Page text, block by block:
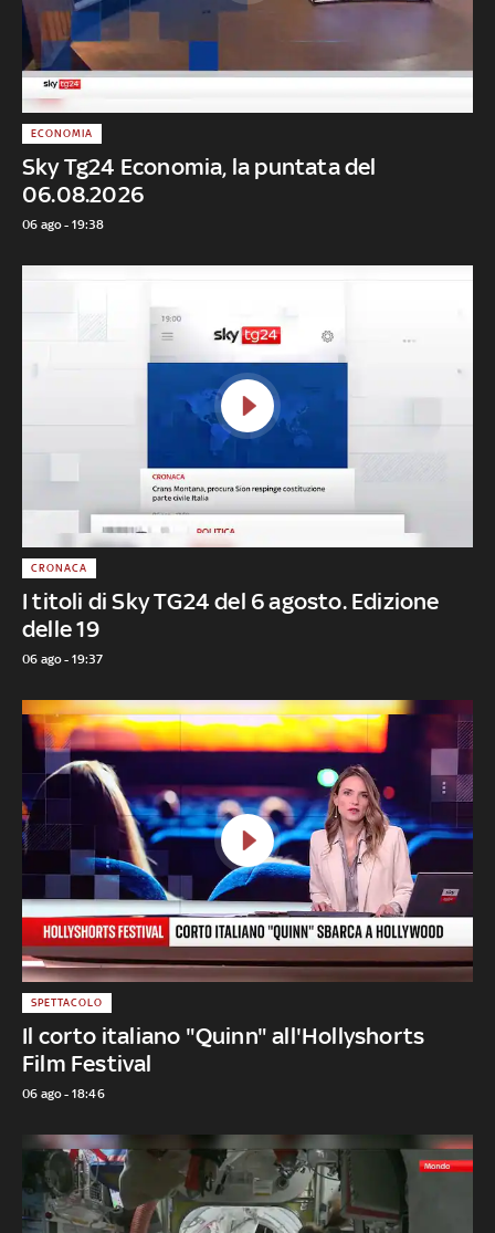
Sky Tg24 Economia, la puntata del
06.08.2026
ECONOMIA
06 ago - 19:38
I titoli di Sky TG24 del 6 agosto. Edizione
delle 19
CRONACA
06 ago - 19:37
Il corto italiano "Quinn" all'Hollyshorts
Film Festival
SPETTACOLO
06 ago - 18:46